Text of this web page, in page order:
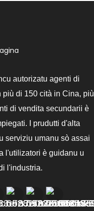
autorizatu agenti di
più di 150 cità in Cina, più
di vendita secundarii è
I prudutti d'alta
serviziu umanu sò assai
l'utilizatori è guidanu u
l'industria.